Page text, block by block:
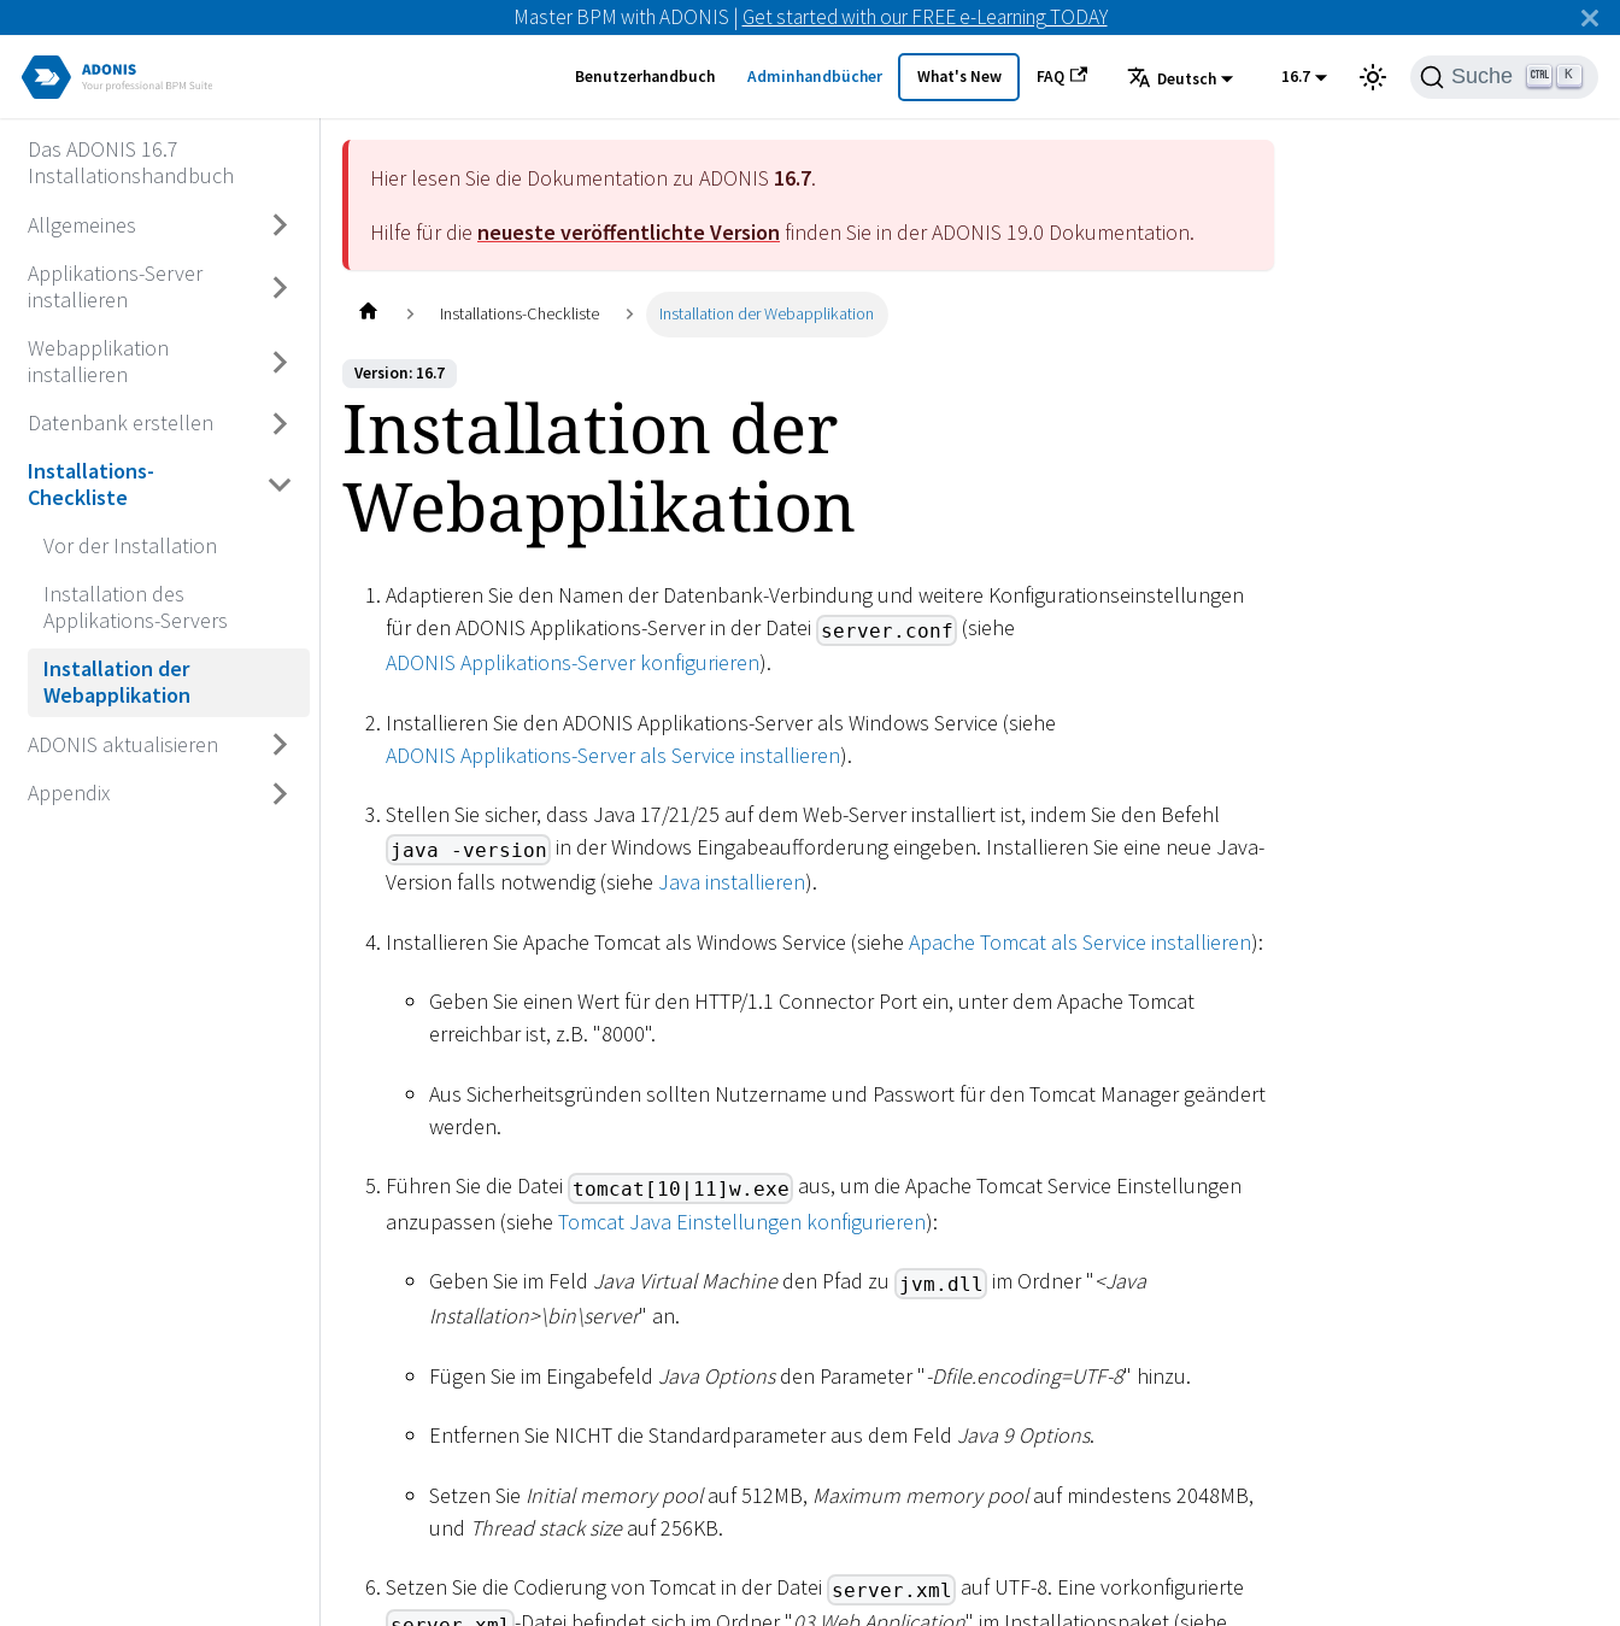
Master BPM with ADONIS | Get started with our FREE e-Learning TODAY
Benutzerhandbuch Adminhandbücher What's New FAQ Deutsch 16.7 Suche K
Das ADONIS 16.7
Installationshandbuch
Allgemeines
Applikations-Server
installieren
Webapplikation
installieren
Datenbank erstellen
Installations-
Checkliste
Vor der Installation
Installation des
Applikations-Servers
Installation der
Webapplikation
ADONIS aktualisieren
Appendix
Hier lesen Sie die Dokumentation zu ADONIS 16.7.
Hilfe für die neueste veröffentlichte Version finden Sie in der ADONIS 19.0 Dokumentation.
Installations-Checkliste Installation der Webapplikation
Version: 16.7
Installation der
Webapplikation
Adaptieren Sie den Namen der Datenbank-Verbindung und weitere Konfigurationseinstellungen
für den ADONIS Applikations-Server in der Datei server.conf (siehe
ADONIS Applikations-Server konfigurieren).
Installieren Sie den ADONIS Applikations-Server als Windows Service (siehe
ADONIS Applikations-Server als Service installieren).
Stellen Sie sicher, dass Java 17/21/25 auf dem Web-Server installiert ist, indem Sie den Befehl
java -version in der Windows Eingabeaufforderung eingeben. Installieren Sie eine neue Java-
Version falls notwendig (siehe Java installieren).
Installieren Sie Apache Tomcat als Windows Service (siehe Apache Tomcat als Service installieren):
Geben Sie einen Wert für den HTTP/1.1 Connector Port ein, unter dem Apache Tomcat
erreichbar ist, z.B. "8000".
Aus Sicherheitsgründen sollten Nutzername und Passwort für den Tomcat Manager geändert
werden.
Führen Sie die Datei tomcat[10|11]w.exe aus, um die Apache Tomcat Service Einstellungen
anzupassen (siehe Tomcat Java Einstellungen konfigurieren):
Geben Sie im Feld Java Virtual Machineden Pfad zu jvm.dll im Ordner "<Java
Installation>\bin\server" an.
Fügen Sie im Eingabefeld Java Optionsden Parameter "-Dfile.encoding=UTF-8" hinzu.
Entfernen Sie NICHT die Standardparameter aus dem Feld Java 9 Options.
Setzen Sie Initial memory poolauf 512MB, Maximum memory poolauf mindestens 2048MB,
und Thread stack sizeauf 256KB.
Setzen Sie die Codierung von Tomcat in der Datei server.xml auf UTF-8. Eine vorkonfigurierte